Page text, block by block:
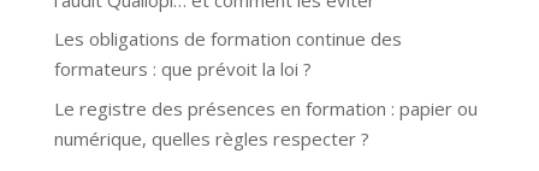
Les obligations de formation continue des
formateurs : que prévoit la loi ?
Le registre des présences en formation : papier ou
numérique, quelles règles respecter ?